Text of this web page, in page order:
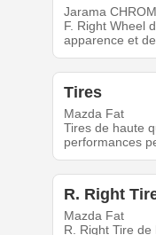
Jarama
F. Right Wheel
apparence et
Tires
Mazda Fat
Tires de haute
performances
R. Right
Mazda Fat
R. Right Tire